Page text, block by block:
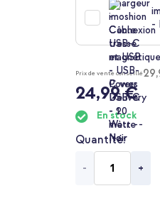
-
Prix de vente conseillé
24,99 €
En stock
Quantité
- +